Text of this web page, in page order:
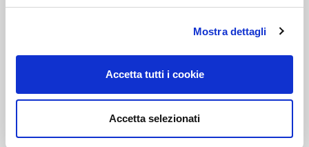
Mostra dettagli
Accetta tutti i cookie
Accetta selezionati